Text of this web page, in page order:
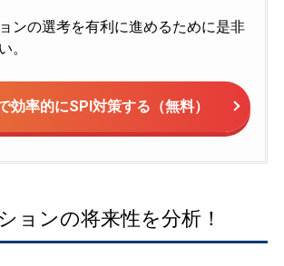
ンの選考を有利に進めるために是非
。
効率的にSPI対策する（無料）
ョンの将来性を分析！